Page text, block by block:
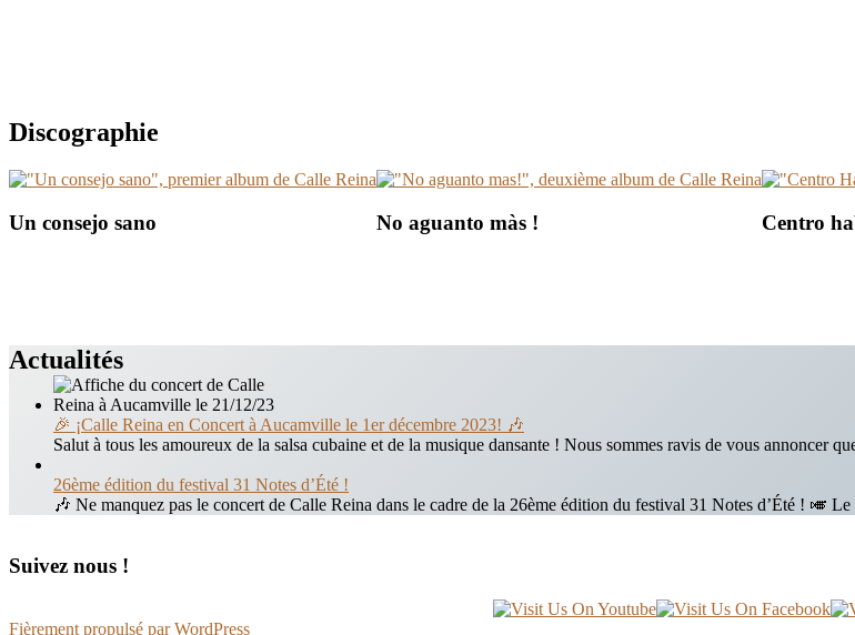
Discographie
Un consejo sano No aguanto màs ! Centro
Actualités
🎉 ¡Calle Reina en Concert à Aucamville le 1er décembre 2023! 🎶
Salut à tous les amoureux de la salsa cubaine et de la musique dansante ! Nous sommes ravis de vous annoncer
26ème édition du festival 31 Notes d’Été !
🎶 Ne manquez pas le concert de Calle Reina dans le cadre de la 26ème édition du festival 31 Notes d’Été ! 🎺
Suivez nous !
Fièrement propulsé par WordPress